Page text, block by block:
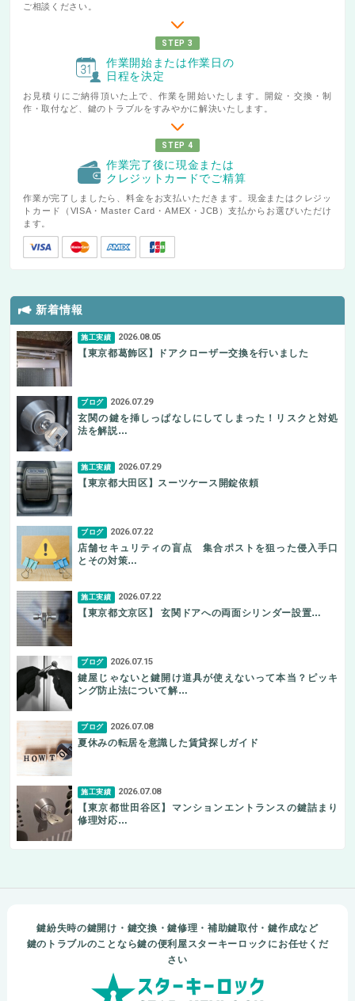
ご相談ください。
STEP 3
作業開始または作業日の
日程を決定
お見積りにご納得頂いた上で、作業を開始いたします。開錠・交換・制
作・取付など、鍵のトラブルをすみやかに解決いたします。
STEP 4
作業完了後に現金または
クレジットカードでご精算
作業が完了しましたら、料金をお支払いただきます。現金またはクレジッ
トカード（VISA・Master Card・AMEX・JCB）支払からお選びいただけ
ます。
新着情報
施工実績 2026.08.05
【東京都葛飾区】ドアクローザー交換を行いました
ブログ 2026.07.29
玄関の鍵を挿しっぱなしにしてしまった！リスクと対処
法を解説…
施工実績 2026.07.29
【東京都大田区】スーツケース開錠依頼
ブログ 2026.07.22
店舗セキュリティの盲点 集合ポストを狙った侵入手口
とその対策…
施工実績 2026.07.22
【東京都文京区】 玄関ドアへの両面シリンダー設置…
ブログ 2026.07.15
鍵屋じゃないと鍵開け道具が使えないって本当？ピッキ
ング防止法について解…
ブログ 2026.07.08
夏休みの転居を意識した賃貸探しガイド
施工実績 2026.07.08
【東京都世田谷区】マンションエントランスの鍵詰まり
修理対応…
鍵紛失時の鍵開け・鍵交換・鍵修理・補助鍵取付・鍵作成など
鍵のトラブルのことなら鍵の便利屋スターキーロックにお任せくだ
さい